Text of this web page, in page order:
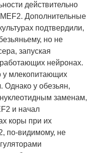
действительно
Дополнительные
подтвердили,
но не
запуская
нейронах.
у млекопитающих
Однако у обезьян,
заменам,
и начал
коры при их
по-видимому, не